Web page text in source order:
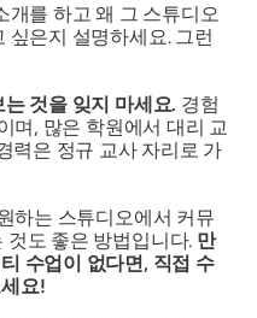
개를 하고 왜 그 스튜디오
싶은지 설명하세요. 그런
것을 잊지 마세요. 경험
며, 많은 학원에서 대리 교
력은 정규 교사 자리로 가
하는 스튜디오에서 커뮤
도 좋은 방법입니다. 만
수업이 없다면, 직접 수
요!